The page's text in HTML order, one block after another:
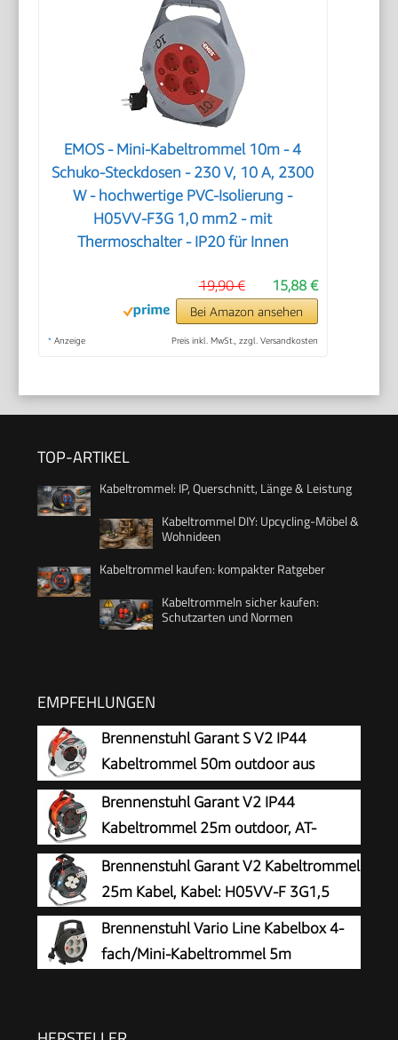
EMOS - Mini-Kabeltrommel 10m - 4
Schuko-Steckdosen - 230 V, 10 A, 2300
W - hochwertige PVC-Isolierung -
H05VV-F3G 1,0 mm2 - mit
Thermoschalter - IP20 für Innen
15,88 €
19,90 €
Bei Amazon ansehen
* Anzeige Preis inkl. MwSt., zzgl. Versandkosten
TOP-ARTIKEL
Kabeltrommel: IP, Querschnitt, Länge & Leistung
Kabeltrommel DIY: Upcycling-Möbel &
Wohnideen
Kabeltrommel kaufen: kompakter Ratgeber
Kabeltrommeln sicher kaufen:
Schutzarten und Normen
EMPFEHLUNGEN
Brennenstuhl Garant S V2 IP44
Kabeltrommel 50m outdoor aus
Stahlblech
Brennenstuhl Garant V2 IP44
Kabeltrommel 25m outdoor, AT-
N05V3V3-F 3G1,5
Brennenstuhl Garant V2 Kabeltrommel
25m Kabel, Kabel: H05VV-F 3G1,5
Brennenstuhl Vario Line Kabelbox 4-
fach/Mini-Kabeltrommel 5m